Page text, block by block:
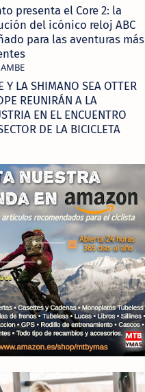
presenta el Core 2: la
del icónico reloj ABC
para las aventuras más
Y LA SHIMANO SEA OTTER
REUNIRÁN A LA
EN EL ENCUENTRO
DE LA BICICLETA